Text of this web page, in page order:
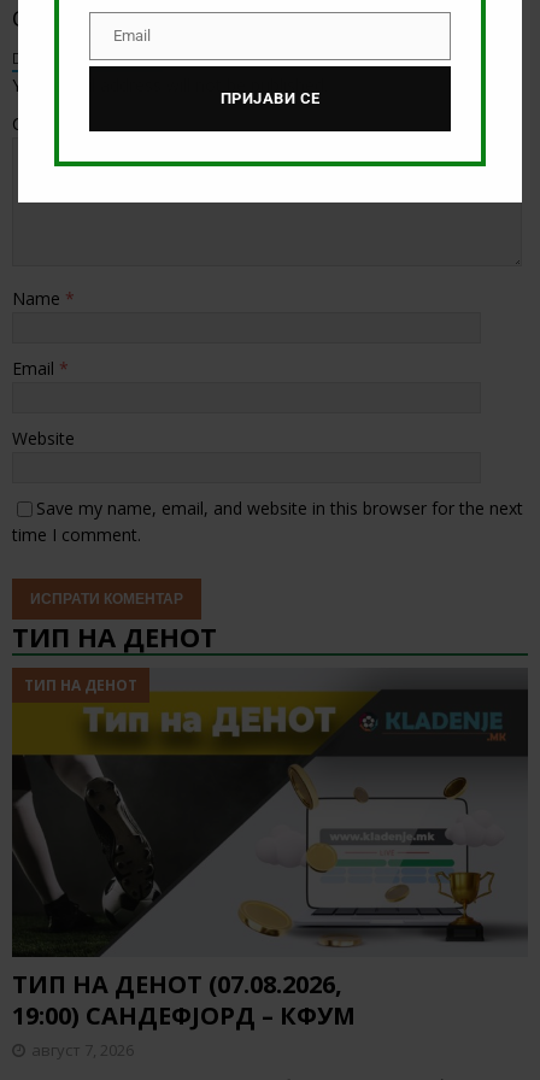
Оставете коментар
Default Comments (1) Facebook Comments
Your email address will not be published.
Comment
Name *
Email *
Website
Save my name, email, and website in this browser for the next
time I comment.
ТИП НА ДЕНОТ
ТИП НА ДЕНОТ
ТИП НА ДЕНОТ (07.08.2026,
19:00) САНДЕФЈОРД – КФУМ
август 7, 2026
EmailEmail
ПРИЈАВИ СЕ